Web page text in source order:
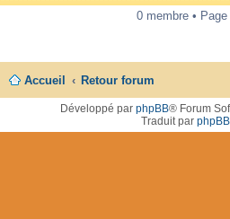
0 membre • Page
Accueil Retour forum
Développé par phpBB® Forum
Traduit par